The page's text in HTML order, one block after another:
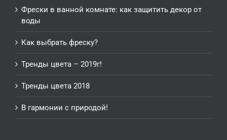
Фрески в ванной комнате: как защитить декор от
воды
Как выбрать фреску?
Тренды цвета – 2019г!
Тренды цвета 2018
В гармонии с природой!